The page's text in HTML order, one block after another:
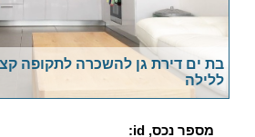
ללילה
מספר נכס, id: